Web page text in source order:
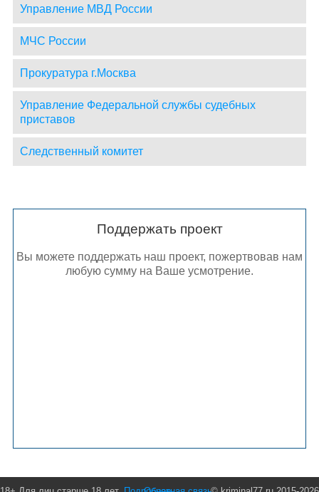
Управление МВД России
МЧС России
Прокуратура г.Москва
Управление Федеральной службы судебных
приставов
Следственный комитет
Поддержать проект
Вы можете поддержать наш проект, пожертвовав нам
любую сумму на Ваше усмотрение.